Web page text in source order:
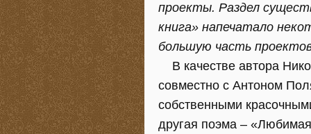
проекты. Раздел
книга» напечатало
большую часть
В качестве автора
совместно с Антоном
собственными
другая поэма –